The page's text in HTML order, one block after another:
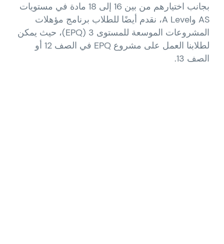
بجانب اختيارهم من بين 16 إلى 18 مادة في مستويات
AS وA Level، نقدم أيضًا للطلاب برنامج مؤهلات
المشروعات الموسعة للمستوى 3 (EPQ)، حيث يمكن
لطلابنا العمل على مشروع EPQ في الصف 12 أو
الصف 13.